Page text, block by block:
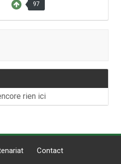
97
encore rien ici
Contact